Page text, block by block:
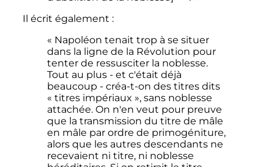
Il écrit également :
« Napoléon tenait trop à se situer
dans la ligne de la Révolution pour
tenter de ressusciter la noblesse.
Tout au plus - et c'était déjà
beaucoup - créa-t-on des titres dits
« titres impériaux », sans noblesse
attachée. On n'en veut pour preuve
que la transmission du titre de mâle
en mâle par ordre de primogéniture,
alors que les autres descendants ne
recevaient ni titre, ni noblesse